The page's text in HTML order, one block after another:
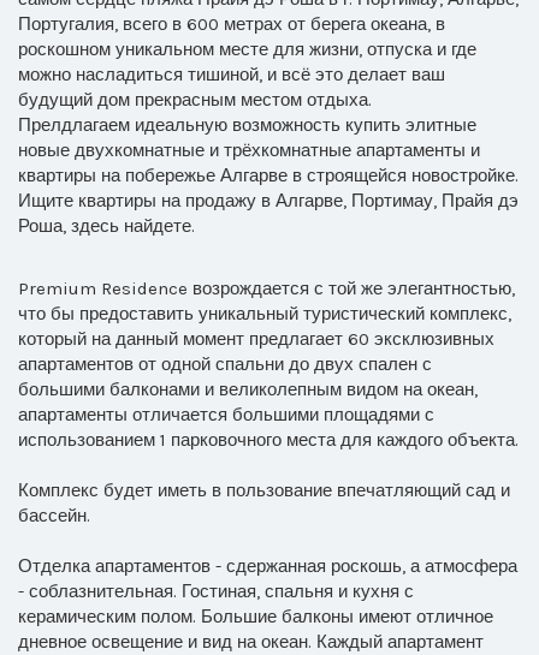
Португалия, всего в 600 метрах от берега океана, в
роскошном уникальном месте для жизни, отпуска и где
можно насладиться тишиной, и всё это делает ваш
будущий дом прекрасным местом отдыха.
Прелдлагаем идеальную возможность купить элитные
новые двухкомнатные и трёхкомнатные апартаменты и
квартиры на побережье Алгарве в строящейся новостройке.
Ищите квартиры на продажу в Алгарве, Портимау, Прайя дэ
Роша, здесь найдете.
Premium Residence возрождается с той же элегантностью,
что бы предоставить уникальный туристический комплекс,
который на данный момент предлагает 60 эксклюзивных
апартаментов от одной спальни до двух спален с
большими балконами и великолепным видом на океан,
апартаменты отличается большими площадями с
использованием 1 парковочного места для каждого объекта.
Комплекс будет иметь в пользование впечатляющий сад и
бассейн.
Отделка апартаментов - сдержанная роскошь, а атмосфера
- соблазнительная. Гостиная, спальня и кухня с
керамическим полом. Большие балконы имеют отличное
дневное освещение и вид на океан. Каждый апартамент